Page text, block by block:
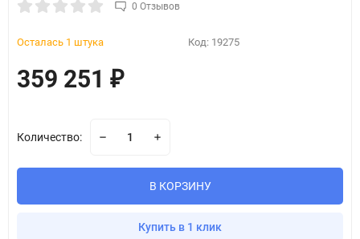
0 Отзывов
Осталась 1 штука Код: 19275
359 251 ₽
Количество:
В КОРЗИНУ
Купить в 1 клик